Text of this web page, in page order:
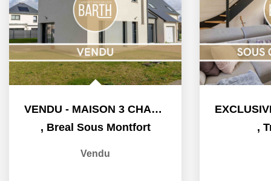
VENDU - MAISON 3 CHAMBRES - GARAGE - JARDIN -...
, Breal Sous Montfort
Vendu
,